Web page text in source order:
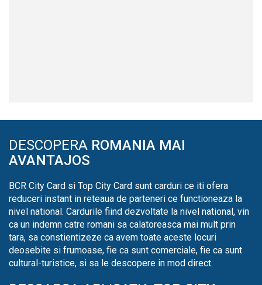
DESCOPERA ROMANIA MAI
AVANTAJOS
BCR City Card si Top City Card sunt carduri ce iti ofera
reduceri instant in reteaua de parteneri ce functioneaza la
nivel national. Cardurile fiind dezvoltate la nivel national, vin
ca un indemn catre romani sa calatoreasca mai mult prin
tara, sa constientizeze ca avem toate aceste locuri
deosebite si frumoase, fie ca sunt comerciale, fie ca sunt
cultural-turistice, si sa le descopere in mod direct.